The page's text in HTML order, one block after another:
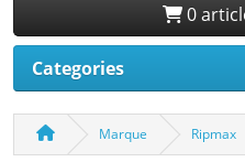
0
Categories
Marque Ripmax